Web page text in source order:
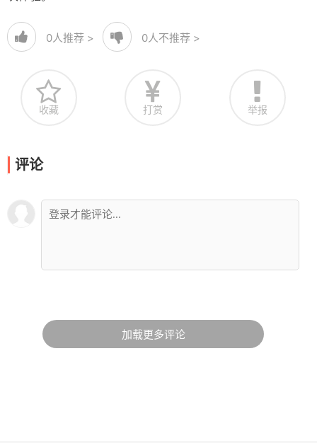
0人推荐 > 0人不推荐 >
收藏 打赏 举报
评论
加载更多评论